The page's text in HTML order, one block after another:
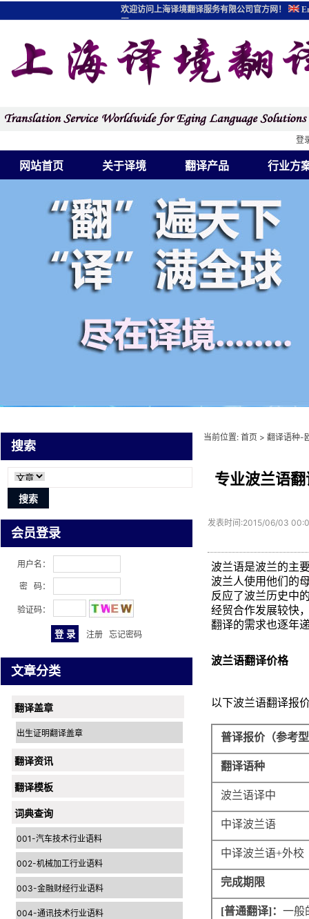
网站首页 关于译境 翻译产品 行业方
登
欢迎访问上海译境翻译服务有限公司官方网！
图
搜索
会员登录
用户名：
密 码：
验证码：
注册 忘记密码
文章分类
翻译盖章
出生证明翻译盖章
翻译资讯
翻译模板
词典查询
001-汽车技术行业语料
002-机械加工行业语料
003-金融财经行业语料
004-通讯技术行业语料
当前位置: 首页 > 翻译语种-
专业波兰语
发表时间:2015/06/03
波兰语是波兰的主
波兰人使用他们的
反应了波兰历史中
经贸合作发展较快
翻译的需求也逐年
波兰语翻译价格
以下波兰语翻译报
普译报价（参考
翻译语种
波兰语译中
中译波兰语
中译波兰语+外校
完成期限
[普通翻译]： 一般